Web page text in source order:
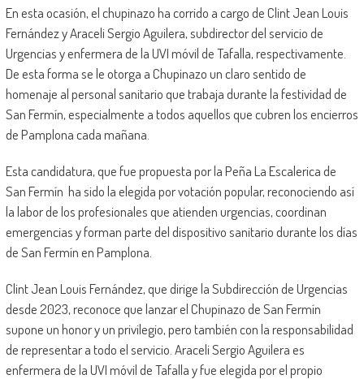
En esta ocasión, el chupinazo ha corrido a cargo de Clint Jean Louis
Fernández y Araceli Sergio Aguilera, subdirector del servicio de
Urgencias y enfermera de la UVI móvil de Tafalla, respectivamente.
De esta forma se le otorga a Chupinazo un claro sentido de
homenaje al personal sanitario que trabaja durante la festividad de
San Fermín, especialmente a todos aquellos que cubren los encierros
de Pamplona cada mañana.
Esta candidatura, que fue propuesta por la Peña La Escalerica de
San Fermín ha sido la elegida por votación popular, reconociendo así
la labor de los profesionales que atienden urgencias, coordinan
emergencias y forman parte del dispositivo sanitario durante los días
de San Fermín en Pamplona.
Clint Jean Louis Fernández, que dirige la Subdirección de Urgencias
desde 2023, reconoce que lanzar el Chupinazo de San Fermín
supone un honor y un privilegio, pero también con la responsabilidad
de representar a todo el servicio. Araceli Sergio Aguilera es
enfermera de la UVI móvil de Tafalla y fue elegida por el propio